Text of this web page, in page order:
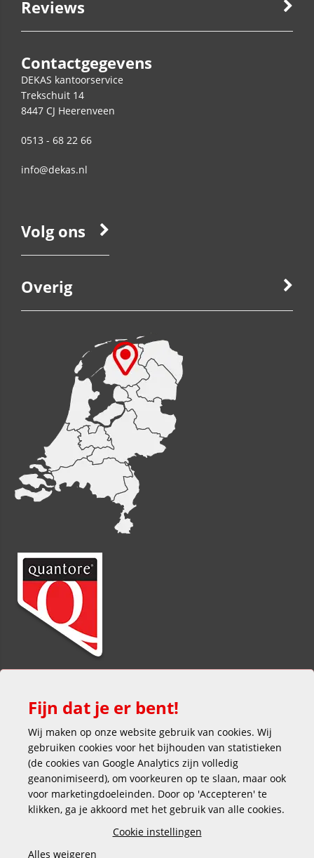
Reviews
Contactgegevens
DEKAS kantoorservice
Trekschuit 14
8447 CJ Heerenveen
0513 - 68 22 66
info@dekas.nl
Volg ons
Overig
Veilig en gemakkelijk betalen
Fijn dat je er bent!
Wij maken op onze website gebruik van cookies. Wij
gebruiken cookies voor het bijhouden van statistieken
(de cookies van Google Analytics zijn volledig
geanonimiseerd), om voorkeuren op te slaan, maar ook
voor marketingdoeleinden. Door op 'Accepteren' te
klikken, ga je akkoord met het gebruik van alle cookies.
Cookie instellingen
Alles weigeren